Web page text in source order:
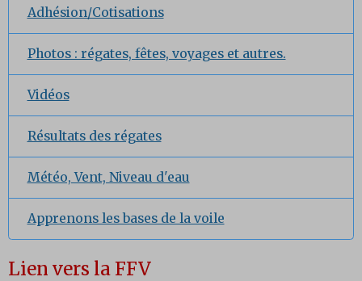
Adhésion/Cotisations
Photos : régates, fêtes, voyages et autres.
Vidéos
Résultats des régates
Météo, Vent, Niveau d'eau
Apprenons les bases de la voile
Lien vers la FFV